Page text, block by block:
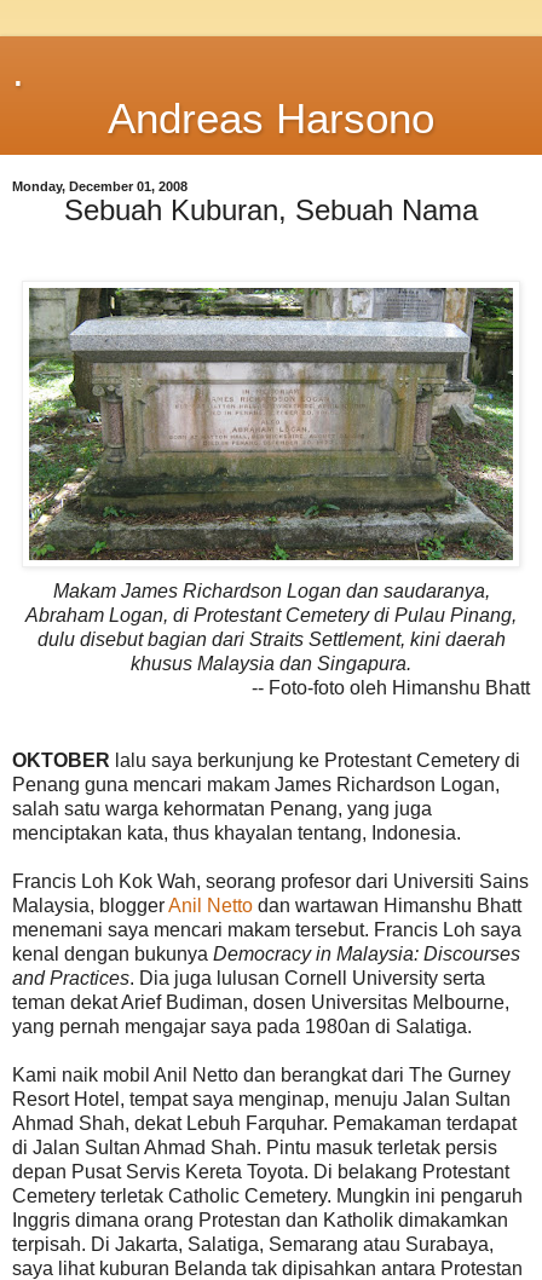
.
Andreas Harsono
Monday, December 01, 2008
Sebuah Kuburan, Sebuah Nama
Makam James Richardson Logan dan saudaranya,
Abraham Logan, di Protestant Cemetery di Pulau Pinang,
dulu disebut bagian dari Straits Settlement, kini daerah
khusus Malaysia dan Singapura.
-- Foto-foto oleh Himanshu Bhatt
OKTOBER lalu saya berkunjung ke Protestant Cemetery di
Penang guna mencari makam James Richardson Logan,
salah satu warga kehormatan Penang, yang juga
menciptakan kata, thus khayalan tentang, Indonesia.
Francis Loh Kok Wah, seorang profesor dari Universiti Sains
Malaysia, bloggerAnil Netto dan wartawan Himanshu Bhatt
menemani saya mencari makam tersebut. Francis Loh saya
kenal dengan bukunya Democracy in Malaysia: Discourses
and Practices. Dia juga lulusan Cornell University serta
teman dekat Arief Budiman, dosen Universitas Melbourne,
yang pernah mengajar saya pada 1980an di Salatiga.
Kami naik mobil Anil Netto dan berangkat dari The Gurney
Resort Hotel, tempat saya menginap, menuju Jalan Sultan
Ahmad Shah, dekat Lebuh Farquhar. Pemakaman terdapat
di Jalan Sultan Ahmad Shah. Pintu masuk terletak persis
depan Pusat Servis Kereta Toyota. Di belakang Protestant
Cemetery terletak Catholic Cemetery. Mungkin ini pengaruh
Inggris dimana orang Protestan dan Katholik dimakamkan
terpisah. Di Jakarta, Salatiga, Semarang atau Surabaya,
saya lihat kuburan Belanda tak dipisahkan antara Protestan